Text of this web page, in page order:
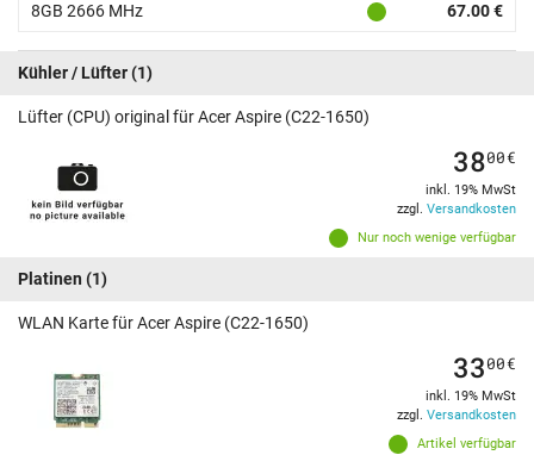
8GB 2666 MHz 67.00 €
Kühler / Lüfter(1)
Lüfter (CPU) original für Acer Aspire (C22-1650)
Nur noch wenige verfügbar
3800€
inkl. 19% MwSt
zzgl. Versandkosten
Platinen (1)
WLAN Karte für Acer Aspire (C22-1650)
Artikel verfügbar
3300€
inkl. 19% MwSt
zzgl. Versandkosten